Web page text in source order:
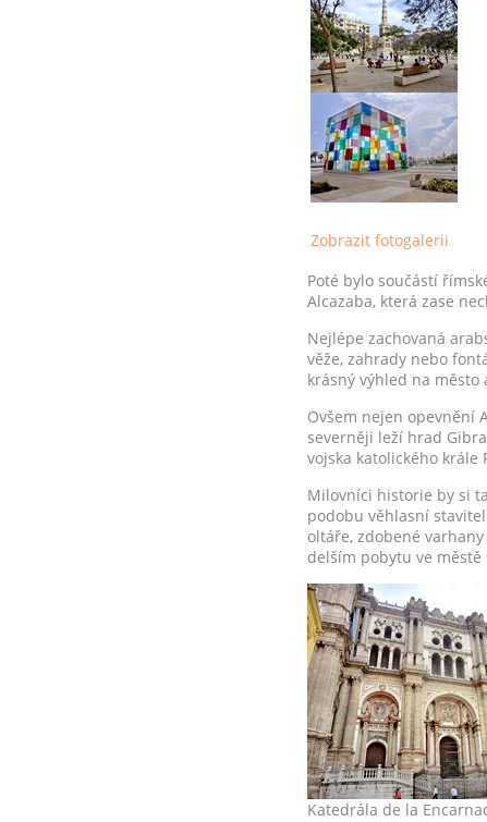
Zobrazit fotogalerii
Poté bylo součástí
Alcazaba, která zase
Nejlépe zachovaná
věže, zahrady nebo
krásný výhled na město
Ovšem nejen opevnění
severněji leží hrad
vojska katolického krále
Milovníci historie by si
podobu věhlasní
oltáře, zdobené
delším pobytu ve
Katedrála de la